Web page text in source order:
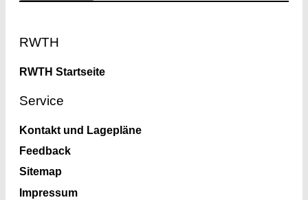
RWTH
RWTH Startseite
Service
Kontakt und Lagepläne
Feedback
Sitemap
Impressum